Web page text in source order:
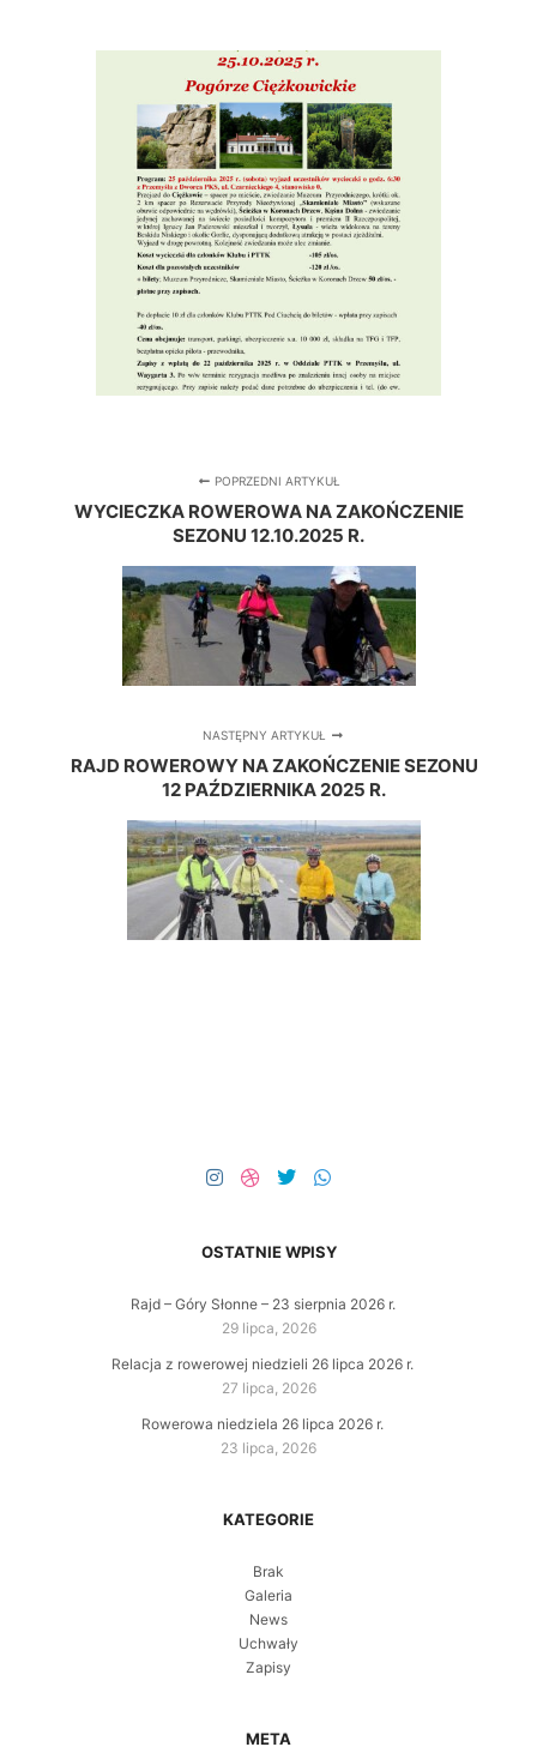
POPRZEDNI ARTYKUŁ
WYCIECZKA ROWEROWA NA ZAKOŃCZENIE
SEZONU 12.10.2025 R.
NASTĘPNY ARTYKUŁ
RAJD ROWEROWY NA ZAKOŃCZENIE SEZONU
12 PAŹDZIERNIKA 2025 R.
OSTATNIE WPISY
Rajd – Góry Słonne – 23 sierpnia 2026 r.
29 lipca, 2026
Relacja z rowerowej niedzieli 26 lipca 2026 r.
27 lipca, 2026
Rowerowa niedziela 26 lipca 2026 r.
23 lipca, 2026
KATEGORIE
Brak
Galeria
News
Uchwały
Zapisy
META